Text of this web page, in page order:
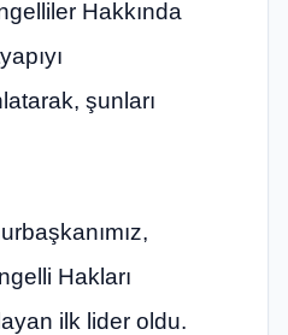
Hakkında
şunları
Hakları
ilk lider oldu.